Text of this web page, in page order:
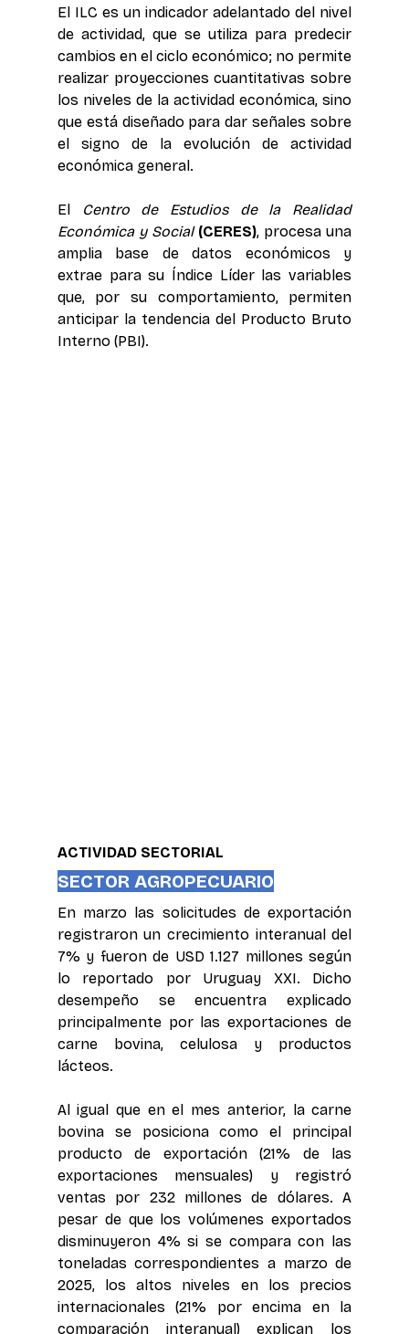
El ILC es un indicador adelantado del nivel
de actividad, que se utiliza para predecir
cambios en el ciclo económico; no permite
realizar proyecciones cuantitativas sobre
los niveles de la actividad económica, sino
que está diseñado para dar señales sobre
el signo de la evolución de actividad
económica general.
El
Centro de Estudios de la Realidad
Económica y Social (CERES), procesa una
amplia base de datos económicos y
extrae para su Índice Líder las variables
que, por su comportamiento, permiten
anticipar la tendencia del Producto Bruto
Interno (PBI).
ACTIVIDAD SECTORIAL
SECTOR AGROPECUARIO
En marzo las solicitudes de exportación
registraron un crecimiento interanual del
7% y fueron de USD 1.127 millones según
lo reportado por Uruguay XXI. Dicho
desempeño se encuentra explicado
principalmente por las exportaciones de
carne bovina, celulosa y productos
lácteos.
Al igual que en el mes anterior, la carne
bovina se posiciona como el principal
producto de exportación (21% de las
exportaciones mensuales) y registró
ventas por 232 millones de dólares. A
pesar de que los volúmenes exportados
disminuyeron 4% si se compara con las
toneladas correspondientes a marzo de
2025, los altos niveles en los precios
internacionales (21% por encima en la
comparación interanual) explican los